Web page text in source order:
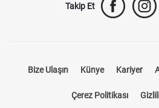
Takip Et
Bize Ulaşın Künye Kariyer
Çerez Politikası